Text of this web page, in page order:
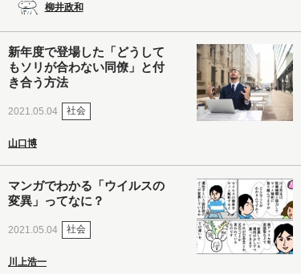
柳井政和
新年度で登場した「どうして
もソリが合わない同僚」と付
き合う方法
2021.05.04 社会
山口博
マンガでわかる「ウイルスの
変異」ってなに？
2021.05.04 社会
川上浩一